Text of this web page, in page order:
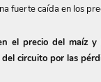
fuerte caída en los
el precio del maíz y
circuito por las